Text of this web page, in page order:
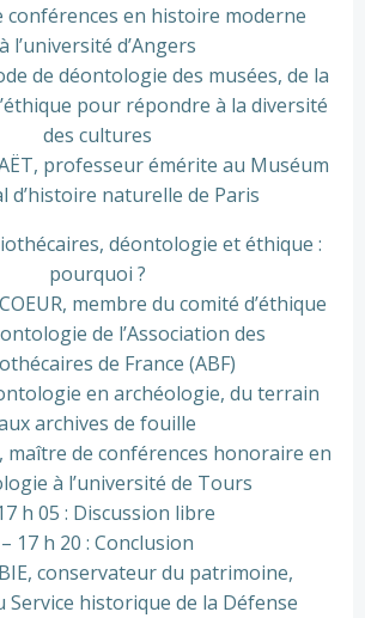
conférences en histoire moderne
à l’université d’Angers
de déontologie des musées, de la
pour répondre à la diversité
des cultures
professeur émérite au Muséum
d’histoire naturelle de Paris
déontologie et éthique :
pourquoi ?
membre du comité d’éthique
de l’Association des
de France (ABF)
en archéologie, du terrain
archives de fouille
maître de conférences honoraire en
à l’université de Tours
h 05 : Discussion libre
– 17 h 20 : Conclusion
conservateur du patrimoine,
Service historique de la Défense